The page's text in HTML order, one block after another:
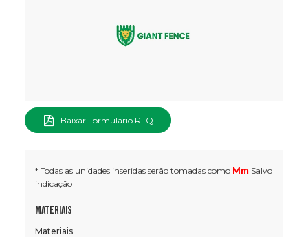
Baixar Formulário RFQ
* Todas as unidades inseridas serão tomadas como Mm Salvo
indicação
Materiais
Materiais